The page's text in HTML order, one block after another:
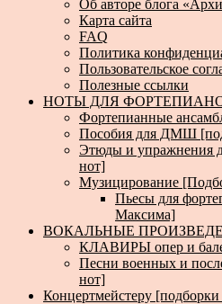
Об авторе блога
Карта сайта
FAQ
Политика
Пользовательское
Полезные ссылки
НОТЫ ДЛЯ
Фортепианные
Пособия для ДМШ
Этюды и упражнения
нот]
Музицирование
Пьесы для
Максима]
ВОКАЛЬНЫЕ
КЛАВИРЫ опер и
Песни военных и
нот]
Концертмейстеру